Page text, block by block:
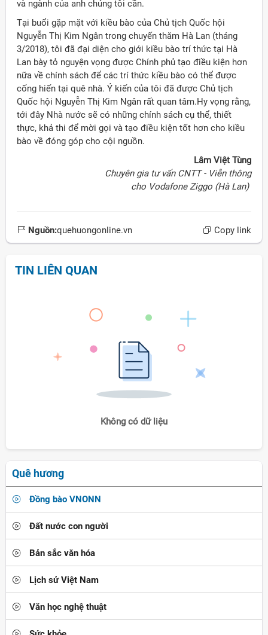
và ngành của anh chúng tôi cần.
Tại buổi gặp mặt với kiều bào của Chủ tịch Quốc hội
Nguyễn Thị Kim Ngân trong chuyến thăm Hà Lan (tháng
3/2018), tôi đã đại diện cho giới kiều bào trí thức tại Hà
Lan bày tỏ nguyện vọng được Chính phủ tạo điều kiện hơn
nữa về chính sách để các trí thức kiều bào có thể được
cống hiến tại quê nhà. Ý kiến của tôi đã được Chủ tịch
Quốc hội Nguyễn Thị Kim Ngân rất quan tâm.Hy vọng rằng,
tới đây Nhà nước sẽ có những chính sách cụ thể, thiết
thực, khả thi để mời gọi và tạo điều kiện tốt hơn cho kiều
bào về đóng góp cho cội nguồn.
Lâm Việt Tùng
Chuyên gia tư vấn CNTT - Viễn thông
cho Vodafone Ziggo (Hà Lan)
Nguồn:quehuongonline.vn Copy link
TIN LIÊN QUAN
Không có dữ liệu
Quê hương
Đồng bào VNONN
Đất nước con người
Bản sắc văn hóa
Lịch sử Việt Nam
Văn học nghệ thuật